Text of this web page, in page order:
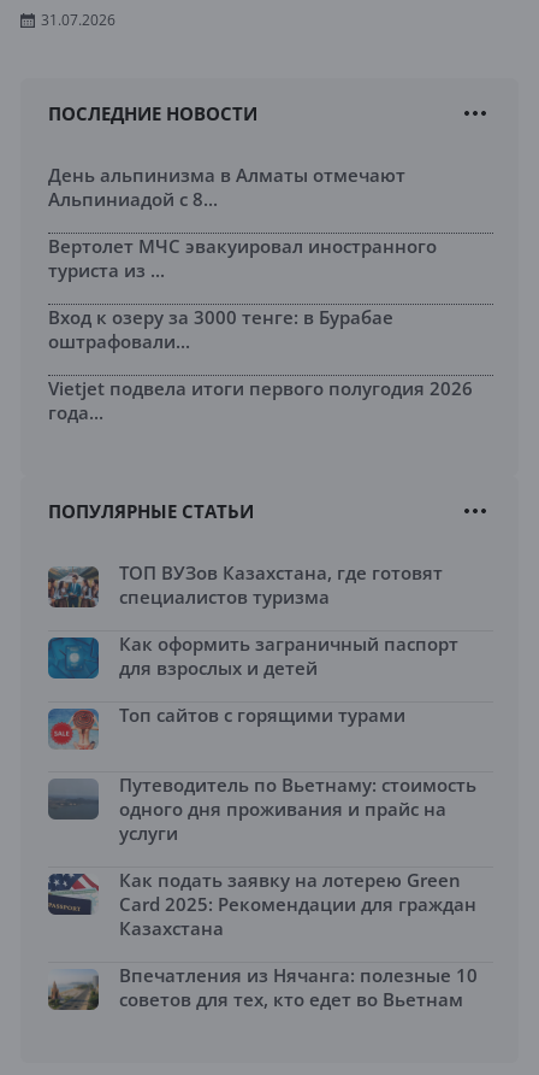
31.07.2026
ПОСЛЕДНИЕ НОВОСТИ
День альпинизма в Алматы отмечают
Альпиниадой с 8...
Вертолет МЧС эвакуировал иностранного
туриста из ...
Вход к озеру за 3000 тенге: в Бурабае
оштрафовали...
Vietjet подвела итоги первого полугодия 2026
года...
ПОПУЛЯРНЫЕ СТАТЬИ
ТОП ВУЗов Казахстана, где готовят
специалистов туризма
Как оформить заграничный паспорт
для взрослых и детей
Топ сайтов с горящими турами
Путеводитель по Вьетнаму: стоимость
одного дня проживания и прайс на
услуги
Как подать заявку на лотерею Green
Card 2025: Рекомендации для граждан
Казахстана
Впечатления из Нячанга: полезные 10
советов для тех, кто едет во Вьетнам